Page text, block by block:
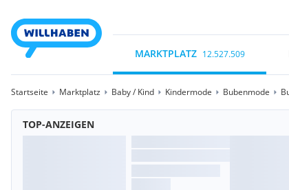
MARKTPLATZ 12.527.509
Startseite Marktplatz Baby / Kind Kindermode Bubenmode
TOP-ANZEIGEN